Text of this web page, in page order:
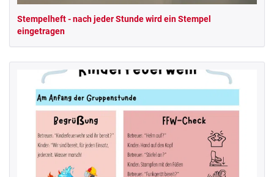
Stempelheft - nach jeder Stunde wird ein Stempel
eingetragen